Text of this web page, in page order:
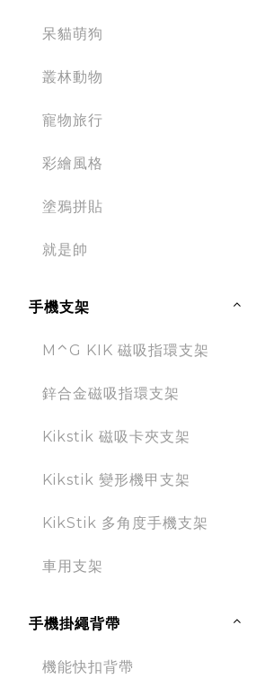
呆貓萌狗
叢林動物
寵物旅行
彩繪風格
塗鴉拼貼
就是帥
手機支架
M⌃G KIK 磁吸指環支架
鋅合金磁吸指環支架
Kikstik 磁吸卡夾支架
Kikstik 變形機甲支架
KikStik 多角度手機支架
車用支架
手機掛繩背帶
機能快扣背帶